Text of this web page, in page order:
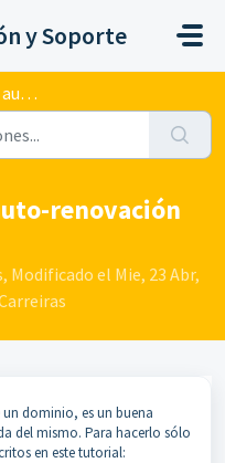
y Soporte
renovación
Modificado el Mie, 23 Abr,
dominio, es un buena
del mismo. Para hacerlo sólo
en este tutorial: